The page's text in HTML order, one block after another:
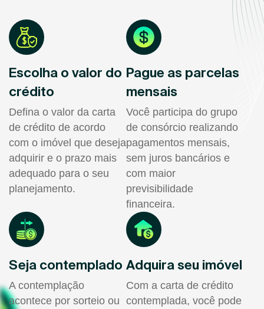
Escolha o valor do
crédito
Defina o valor da carta
de crédito de acordo
com o imóvel que deseja
adquirir e o prazo mais
adequado para o seu
planejamento.
Pague as parcelas
mensais
Você participa do grupo
de consórcio realizando
pagamentos mensais,
sem juros bancários e
com maior
previsibilidade
financeira.
Seja contemplado
A contemplação
acontece por sorteio ou
Adquira seu imóvel
Com a carta de crédito
contemplada, você pode